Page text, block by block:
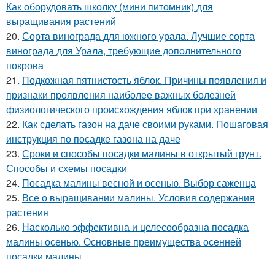
Как оборудовать школку (мини питомник) для
выращивания растений
20. Сорта винограда для южного урала. Лучшие сорта
винограда для Урала, требующие дополнительного
покрова
21. Подкожная пятнистость яблок. Причины появления и
признаки проявления наиболее важных болезней
физиологического происхождения яблок при хранении
22. Как сделать газон на даче своими руками. Пошаговая
инструкция по посадке газона на даче
23. Сроки и способы посадки малины в открытый грунт.
Способы и схемы посадки
24. Посадка малины весной и осенью. Выбор саженца
25. Все о выращивании малины. Условия содержания
растения
26. Насколько эффективна и целесообразна посадка
малины осенью. Основные преимущества осенней